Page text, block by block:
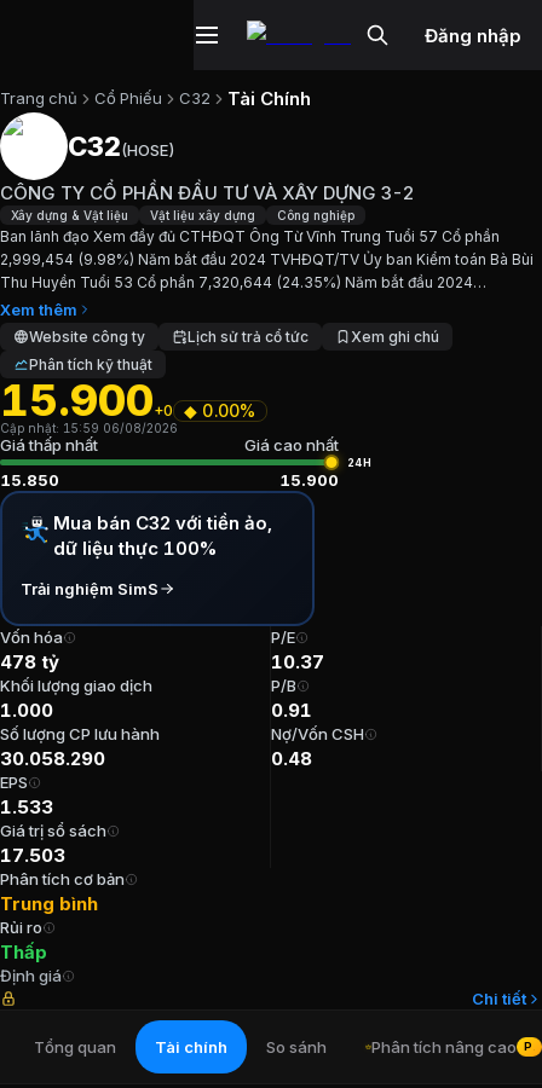
Đăng nhập
Trang chủ Cổ Phiếu C32 Tài Chính
Cổ phiếuC32
Cập nhật: 6/8/2026.
Ngành:Xây dựng & Vật liệu, Vật liệu xây dựng, Công nghiệp
Giới thiệuCÔNG TY CỔ PHẦN ĐẦU
Ban lãnh đạo Xem đầy đủ CTHĐQT Ông Từ Vĩnh Trung
Chỉ số tài chính C32
Giá hiện tại: 15900VND
Vốn hóa: 478 tỷ đồng
P/B: 0,91
EPS: 1.532,82
ROE:
ROA: 5,75%
Tỷ suất cổ tức:
Ban lãnh đạo CÔNG TY CỔ PHẦN
Tổng Giám đốc
Chủ tịch Hội đồng Quản trị
Thành viên Hội đồng Quản trị
Phụ trách Công bố thông tin
Cổ đông lớnCÔNG TY CỔ PHẦN
Bùi Thu Huyền: 24,35%
C32(HOSE)
CÔNG TY CỔ PHẦN ĐẦU TƯ VÀ XÂY DỰNG 3-2
Xây dựng & Vật liệu Vật liệu xây dựng Công nghiệp
Ban lãnh đạo Xem đầy đủ CTHĐQT Ông Từ Vĩnh Trung Tuổi 57 Cổ phần
2,999,454 (9.98%) Năm bắt đầu 2024 TVHĐQT/TV Ủy ban Kiểm toán Bà Bùi
Thu Huyền Tuổi 53 Cổ phần 7,320,644 (24.35%) Năm bắt đầu 2024
TVHĐQT/Phó TGĐ Ông Nguyễn Văn Sáng Tuổi 56 Cổ phần (-) Năm bắt...
Xem thêm
Website công ty Lịch sử trả cổ tức
Xem ghi chú
Phân tích kỹ thuật
15.900+0 ◆ 0.00%
Cập nhật: 15:59 06/08/2026
Giá thấp nhất
Giá cao nhất
15.850
15.900
24H
Mua bán C32 với tiền ảo,
dữ liệu thực 100%
Trải nghiệm SimS
Vốn hóa
478 tỷ
Khối lượng giao dịch
1.000
Số lượng CP lưu hành
30.058.290
P/E
10.37
P/B
0.91
Nợ/Vốn CSH
0.48
EPS
1.533
Giá trị sổ sách
17.503
Phân tích cơ bản
Trung bình
Rủi ro
Thấp
Định giá
Chi tiết
Tổng quan Tài chính So sánh Phân tích nâng cao